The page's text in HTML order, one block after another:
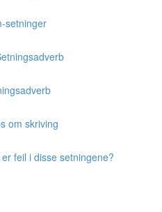
setninger
om skriving
feil i disse setningene?